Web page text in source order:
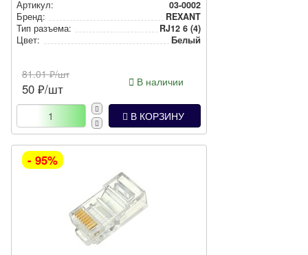
Артикул:
03-0002
Бренд:
REXANT
Тип разъема:
RJ12 6 (4)
Цвет:
Белый
81.01₽/шт
50 ₽/шт В наличии
В КОРЗИНУ
- 95%